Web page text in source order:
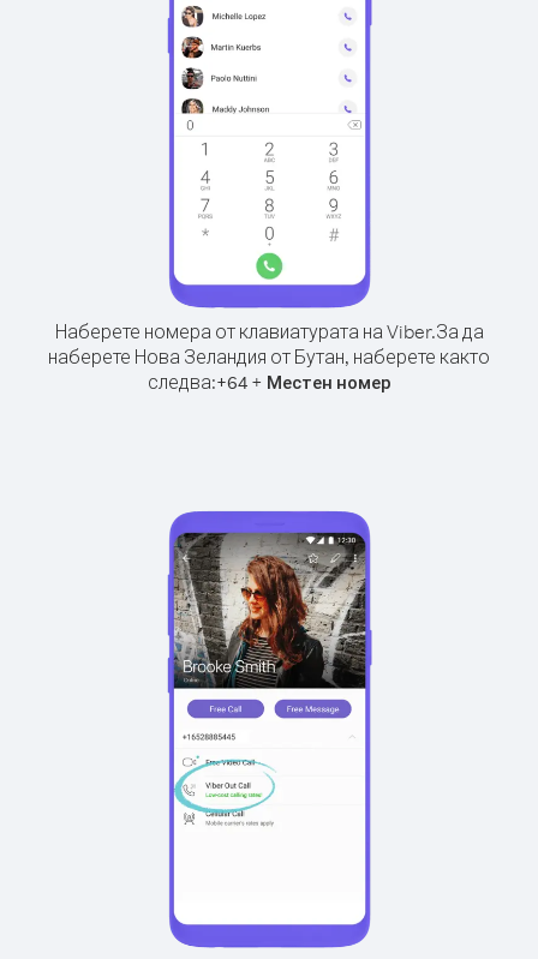
Наберете номера от клавиатурата на Viber.За да
наберете Нова Зеландия от Бутан, наберете както
следва:+64+ Местен номер